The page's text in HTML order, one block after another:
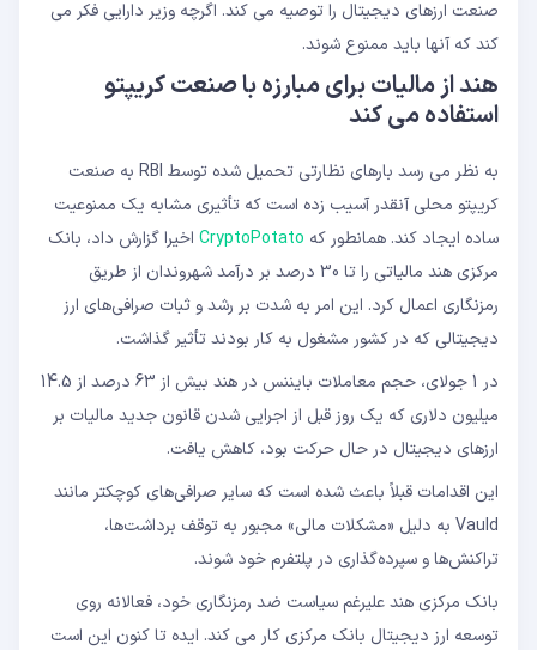
صنعت ارزهای دیجیتال را توصیه می کند. اگرچه وزیر دارایی فکر می
کند که آنها باید ممنوع شوند.
هند از مالیات برای مبارزه با صنعت کریپتو
استفاده می کند
به نظر می رسد بارهای نظارتی تحمیل شده توسط RBI به صنعت
کریپتو محلی آنقدر آسیب زده است که تأثیری مشابه یک ممنوعیت
ساده ایجاد کند. همانطور که CryptoPotato اخیرا گزارش داد، بانک
مرکزی هند مالیاتی را تا 30 درصد بر درآمد شهروندان از طریق
رمزنگاری اعمال کرد. این امر به شدت بر رشد و ثبات صرافی‌های ارز
دیجیتالی که در کشور مشغول به کار بودند تأثیر گذاشت.
در 1 جولای، حجم معاملات بایننس در هند بیش از 63 درصد از 14.5
میلیون دلاری که یک روز قبل از اجرایی شدن قانون جدید مالیات بر
ارزهای دیجیتال در حال حرکت بود، کاهش یافت.
این اقدامات قبلاً باعث شده است که سایر صرافی‌های کوچکتر مانند
Vauld به دلیل «مشکلات مالی» مجبور به توقف برداشت‌ها،
تراکنش‌ها و سپرده‌گذاری در پلتفرم خود شوند.
بانک مرکزی هند علیرغم سیاست ضد رمزنگاری خود، فعالانه روی
توسعه ارز دیجیتال بانک مرکزی کار می کند. ایده تا کنون این است